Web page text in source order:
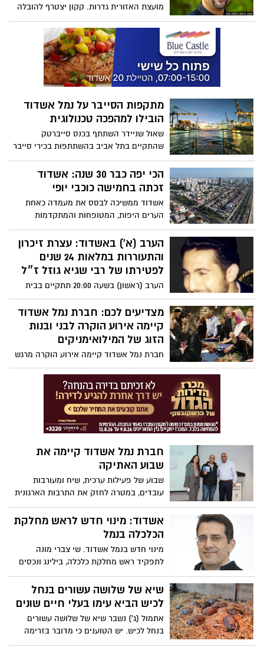
מועצת האזורית גדרות. קקון יצטרף להובלה
בעשייה וניהול של הקהילה
מתקפות הסייבר על נמל אשדוד
הובילו למהפכה טכנולוגית
שאול שניידר השתתף בכנס סייברטק
שהתקיים בתל אביב בהשתתפות בכירי סייבר
מישראל ומהעולם ובהשתתפות משלחות מכ -
50 מדינות, בכנס סיפר שניידר על המהפכה
הטכנולוגית בנמל
הכי יפה כבר 30 שנה: אשדוד
זכתה בחמישה כוכבי יופי
אשדוד ממשיכה לבסס את מעמדה כאחת
הערים היפות, המטופחות והמתקדמות
בישראל. העיר זכתה גם השנה בחמישה כוכבי
יופי בתחרות היוקרתית “קריה יפה ומקיימת
בישראל יפה"
הערב (א') באשדוד: עצרת זיכרון
והתעוררות במלאות 24 שנים
לפטירתו של רבי שגיא גוזל ז״ל
הערב (ראשון) בשעה 20:00 תתקיים בבית
המדרש „ילדי שגיא ויעקב” באשדוד עצרת
זיכרון והתעוררות, במלאות 24 שנים לפטירתו
של הבחור היקר שגיא גוזל ז״ל – איש חסד,
מזכה הרבים ודמות אהובה ומוערכת בקהילה
מצדיעים לכם: חברת נמל אשדוד
קיימה אירוע הוקרה לבני ובנות
הזוג של המילואימניקים
חברת נמל אשדוד קיימה אירוע הוקרה מרגש
לבני ובנות הזוג של המילואימניקים בקרב
עובדי ועובדות נמל אשדוד, אשר שירתו מעל
כחלק מההוקרה על תרומתם המשמעותית
ועמידתם איתן בתקופת המלחמה. עובדי
הנמל שרתו במילואים במצטבר 48,596 ימים
חברת נמל אשדוד קיימה את
שבוע האתיקה
שבוע של פעילות ערכית, שיח ומעורבות
עובדים, במטרה לחזק את התרבות הארגונית
וליצור חיבור משמעותי בין עובדות ועובדי
הנמל
אשדוד: מינוי חדש לראש מחלקת
הכלכלה בנמל
מינוי חדש בנמל אשדוד. שי צברי מונה
לתפקיד ראש מחלקת כלכלה, בילינג ונכסים
בנמל אשדוד צברי יהיה אחראי על ניהול
התקציב והדו"חות הכספיים, ניהול הגביה
וניהול הנכסים והמקרקעין
שיא של שלושה עשורים בנחל
לכיש הביא עימו בעלי חיים שונים
אתמול (ג') נשבר שיא של שלושה עשורים
בנחל לכיש. יש הטוענים כי מדובר בזרימה
הגבוהה ביותר שנמדדה מאז 1992. על דבר